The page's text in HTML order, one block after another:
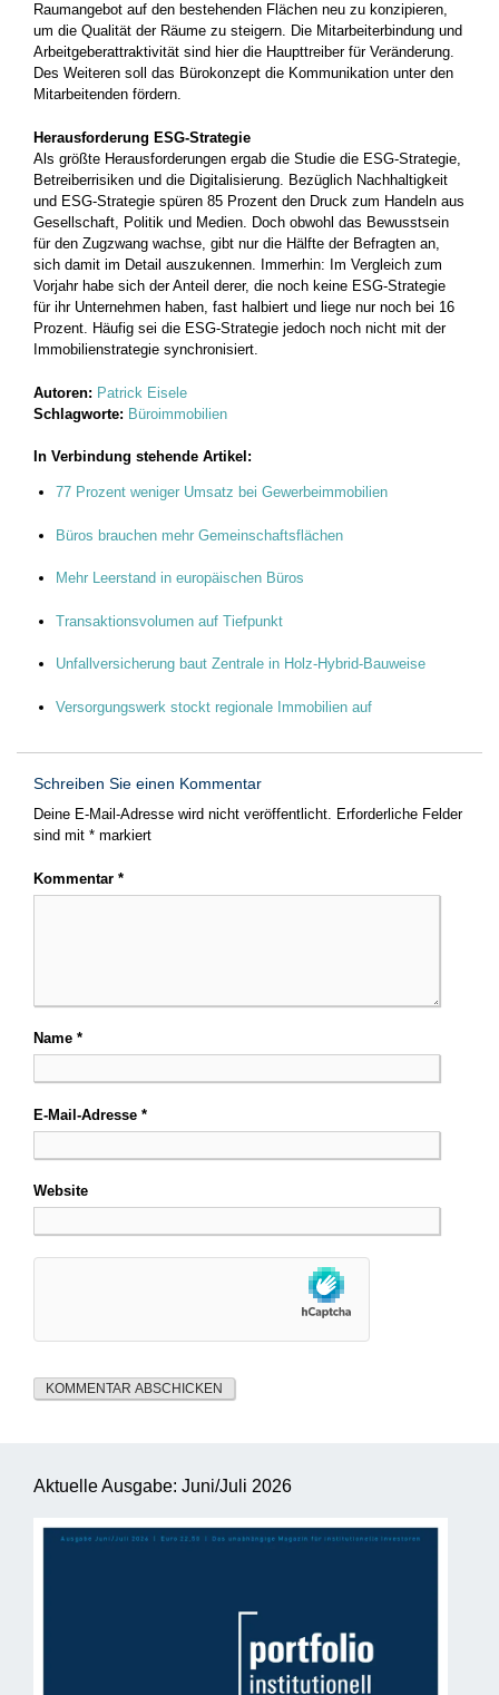
Raumangebot auf den bestehenden Flächen neu zu konzipieren,
um die Qualität der Räume zu steigern. Die Mitarbeiterbindung und
Arbeitgeberattraktivität sind hier die Haupttreiber für Veränderung.
Des Weiteren soll das Bürokonzept die Kommunikation unter den
Mitarbeitenden fördern.
Herausforderung ESG-Strategie
Als größte Herausforderungen ergab die Studie die ESG-Strategie,
Betreiberrisiken und die Digitalisierung. Bezüglich Nachhaltigkeit
und ESG-Strategie spüren 85 Prozent den Druck zum Handeln aus
Gesellschaft, Politik und Medien. Doch obwohl das Bewusstsein
für den Zugzwang wachse, gibt nur die Hälfte der Befragten an,
sich damit im Detail auszukennen. Immerhin: Im Vergleich zum
Vorjahr habe sich der Anteil derer, die noch keine ESG-Strategie
für ihr Unternehmen haben, fast halbiert und liege nur noch bei 16
Prozent. Häufig sei die ESG-Strategie jedoch noch nicht mit der
Immobilienstrategie synchronisiert.
Autoren: Patrick Eisele
Schlagworte: Büroimmobilien
In Verbindung stehende Artikel:
77 Prozent weniger Umsatz bei Gewerbeimmobilien
Büros brauchen mehr Gemeinschaftsflächen
Mehr Leerstand in europäischen Büros
Transaktionsvolumen auf Tiefpunkt
Unfallversicherung baut Zentrale in Holz-Hybrid-Bauweise
Versorgungswerk stockt regionale Immobilien auf
Schreiben Sie einen Kommentar
Deine E-Mail-Adresse wird nicht veröffentlicht. Erforderliche Felder
sind mit * markiert
Kommentar *
Name *
E-Mail-Adresse *
Website
Aktuelle Ausgabe: Juni/Juli 2026